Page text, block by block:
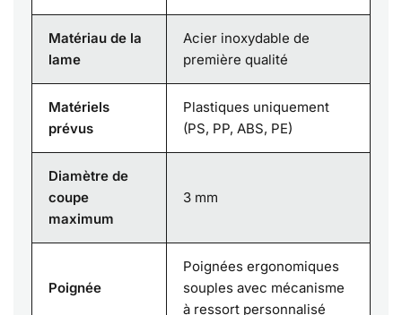
Matériau de la
lame
Acier inoxydable de
première qualité
Matériels
prévus
Plastiques uniquement
(PS, PP, ABS, PE)
Diamètre de
coupe
maximum
3 mm
Poignée
Poignées ergonomiques
souples avec mécanisme
à ressort personnalisé